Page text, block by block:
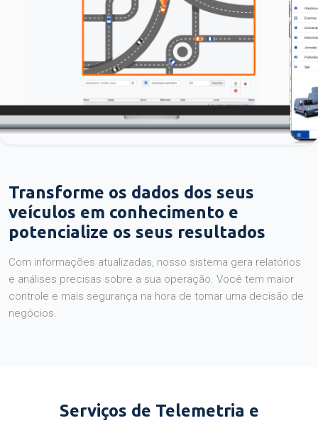
Transforme os dados dos seus
veículos em conhecimento e
potencialize os seus resultados
Com informações atualizadas, nosso sistema gera relatórios
e análises precisas sobre a sua operação. Você tem maior
controle e mais segurança na hora de tomar uma decisão de
negócios.
Serviços de Telemetria e